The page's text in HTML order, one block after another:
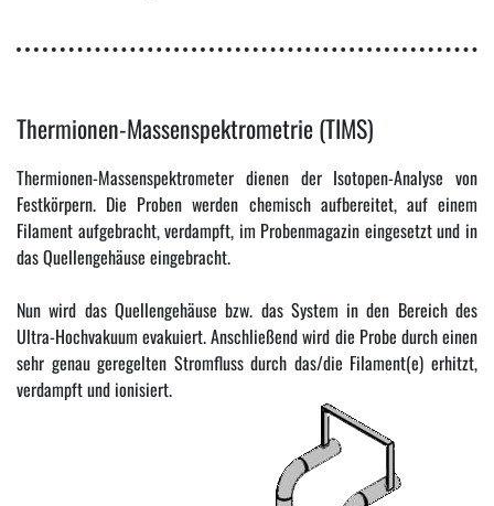
Thermionen-Massenspektrometrie (TIMS)
Thermionen-Massenspektrometer dienen der Isotopen-Analyse von
Festkörpern. Die Proben werden chemisch aufbereitet, auf einem
Filament aufgebracht, verdampft, im Probenmagazin eingesetzt und in
das Quellengehäuse eingebracht.
Nun wird das Quellengehäuse bzw. das System in den Bereich des
Ultra-Hochvakuum evakuiert. Anschließend wird die Probe durch einen
sehr genau geregelten Stromfluss durch das/die Filament(e) erhitzt,
verdampft und ionisiert.